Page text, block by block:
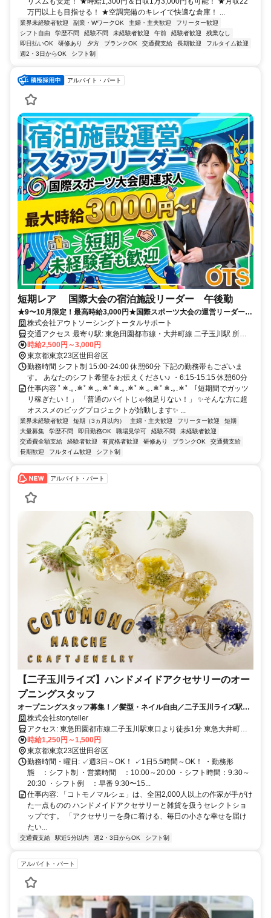
万円以上も目指せる！ ★空調完備のキレイで快適な倉庫！ ...
業界未経験者歓迎 副業・WワークOK 主婦・主夫歓迎
フリーター歓迎
シフト自由
学歴不問 経験不問 未経験者歓迎 午前 経験者歓迎
残業なし
即日払いOK
研修あり 夕方 ブランクOK 交通費支給 長期歓迎
フルタイム歓迎
週2・3日からOK
シフト制
アルバイト・パート
短期レア 国際大会の宿泊施設リーダー 午後勤
★9〜10月限定！最高時給3,000円★国際スポーツ大会の運営リーダー募
集♪履歴書不要＆週3日〜OK！✨
株式会社アウトソーシングトータルサポート
交通アクセス 最寄り駅: 東急田園都市線・大井町線 二子玉川駅 所要
時間: 二子玉川駅（改札口）より 徒歩約5分（二子玉川ライズのオフ
ィス・商業施設エリアを通り抜けてアクセスできます）
時給2,500円～3,000円
東京都東京23区世田谷区
勤務時間 シフト制 15:00-24:00 休憩60分 下記の勤務帯もございま
す。 あなたのシフト希望をお伝えください♪ ・6:15-15:15 休憩60分
仕事内容 ﾟ＊.｡.＊ﾟ＊.｡.＊ﾟ＊.｡.＊ﾟ＊.｡.＊ﾟ＊.｡.＊ﾟ 「短期間でガッツ
リ稼ぎたい！」 「普通のバイトじゃ物足りない！」 ✨そんな方に超
オススメのビッグプロジェクトが始動します✨ ...
業界未経験者歓迎 短期（3ヵ月以内） 主婦・主夫歓迎 フリーター歓迎
短期
大量募集
学歴不問 即日勤務OK 職場見学可 経験不問
未経験者歓迎
交通費全額支給
経験者歓迎 有資格者歓迎 研修あり ブランクOK
交通費支給
長期歓迎
フルタイム歓迎 シフト制
アルバイト・パート
【二子玉川ライズ】ハンドメイドアクセサリーのオー
プニングスタッフ
オープニングスタッフ募集！／髪型・ネイル自由／二子玉川ライズ駅徒
歩チカ1分
株式会社storyteller
アクセス: 東急田園都市線二子玉川駅東口より徒歩1分 東急大井町線
二子玉川駅東口より徒歩1分
時給1,250円～1,500円
東京都東京23区世田谷区
勤務時間・曜日: ✓週3日～OK！ ✓1日5.5時間～OK！ ・勤務形
態 ：シフト制 ・営業時間 ：10:00～20:00 ・シフト時間：9:30～
20:30 ・シフト例 ：早番 9:30〜15...
仕事内容: 「コトモノマルシェ」は、全国2,000人以上の作家が手がけ
た一点ものの ハンドメイドアクセサリーと雑貨を扱うセレクトショ
ップです。 「アクセサリーを身に着ける、毎日の小さな幸せを届け
たい...
交通費支給 駅近5分以内 週2・3日からOK シフト制
アルバイト・パート